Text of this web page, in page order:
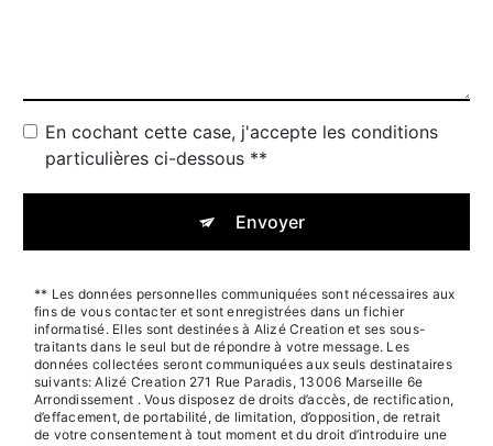
En cochant cette case, j'accepte les conditions
particulières ci-dessous **
Envoyer
** Les données personnelles communiquées sont nécessaires aux
fins de vous contacter et sont enregistrées dans un fichier
informatisé. Elles sont destinées à Alizé Creation et ses sous-
traitants dans le seul but de répondre à votre message. Les
données collectées seront communiquées aux seuls destinataires
suivants: Alizé Creation 271 Rue Paradis, 13006 Marseille 6e
Arrondissement . Vous disposez de droits d’accès, de rectification,
d’effacement, de portabilité, de limitation, d’opposition, de retrait
de votre consentement à tout moment et du droit d’introduire une